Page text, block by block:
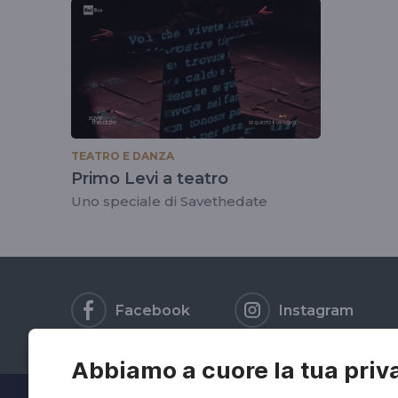
Abbiamo a cuore la tua
tag
TEATRO E DANZA
Primo Levi a teatro
Uno speciale di Savethedate
Facebook Instagram